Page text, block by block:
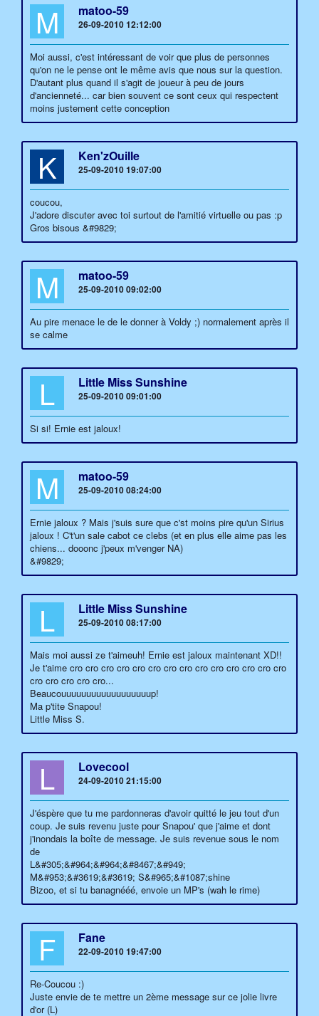
M matoo-59
26-09-2010 12:12:00
Moi aussi, c'est intéressant de voir que plus de personnes
qu'on ne le pense ont le même avis que nous sur la question.
D'autant plus quand il s'agit de joueur à peu de jours
d'ancienneté... car bien souvent ce sont ceux qui respectent
moins justement cette conception
K Ken'zOuille
25-09-2010 19:07:00
coucou,
J'adore discuter avec toi surtout de l'amitié virtuelle ou pas :p
Gros bisous &#9829;
M matoo-59
25-09-2010 09:02:00
Au pire menace le de le donner à Voldy ;) normalement après il
se calme
L Little Miss Sunshine
25-09-2010 09:01:00
Si si! Ernie est jaloux!
M matoo-59
25-09-2010 08:24:00
Ernie jaloux ? Mais j'suis sure que c'st moins pire qu'un Sirius
jaloux ! C't'un sale cabot ce clebs (et en plus elle aime pas les
chiens... dooonc j'peux m'venger NA)
&#9829;
L Little Miss Sunshine
25-09-2010 08:17:00
Mais moi aussi ze t'aimeuh! Ernie est jaloux maintenant XD!!
Je t'aime cro cro cro cro cro cro cro cro cro cro cro cro cro cro
cro cro cro cro cro...
Beaucouuuuuuuuuuuuuuuuuup!
Ma p'tite Snapou!
Little Miss S.
L Lovecool
24-09-2010 21:15:00
J'éspère que tu me pardonneras d'avoir quitté le jeu tout d'un
coup. Je suis revenu juste pour Snapou' que j'aime et dont
j'inondais la boîte de message. Je suis revenue sous le nom
de
L&#305;&#964;&#964;&#8467;&#949;
M&#953;&#3619;&#3619; S&#965;&#1087;shine
Bizoo, et si tu banagnééé, envoie un MP's (wah le rime)
F Fane
22-09-2010 19:47:00
Re-Coucou :)
Juste envie de te mettre un 2ème message sur ce jolie livre
d'or (L)